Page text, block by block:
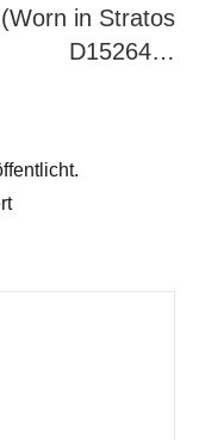
in Stratos
D15264…